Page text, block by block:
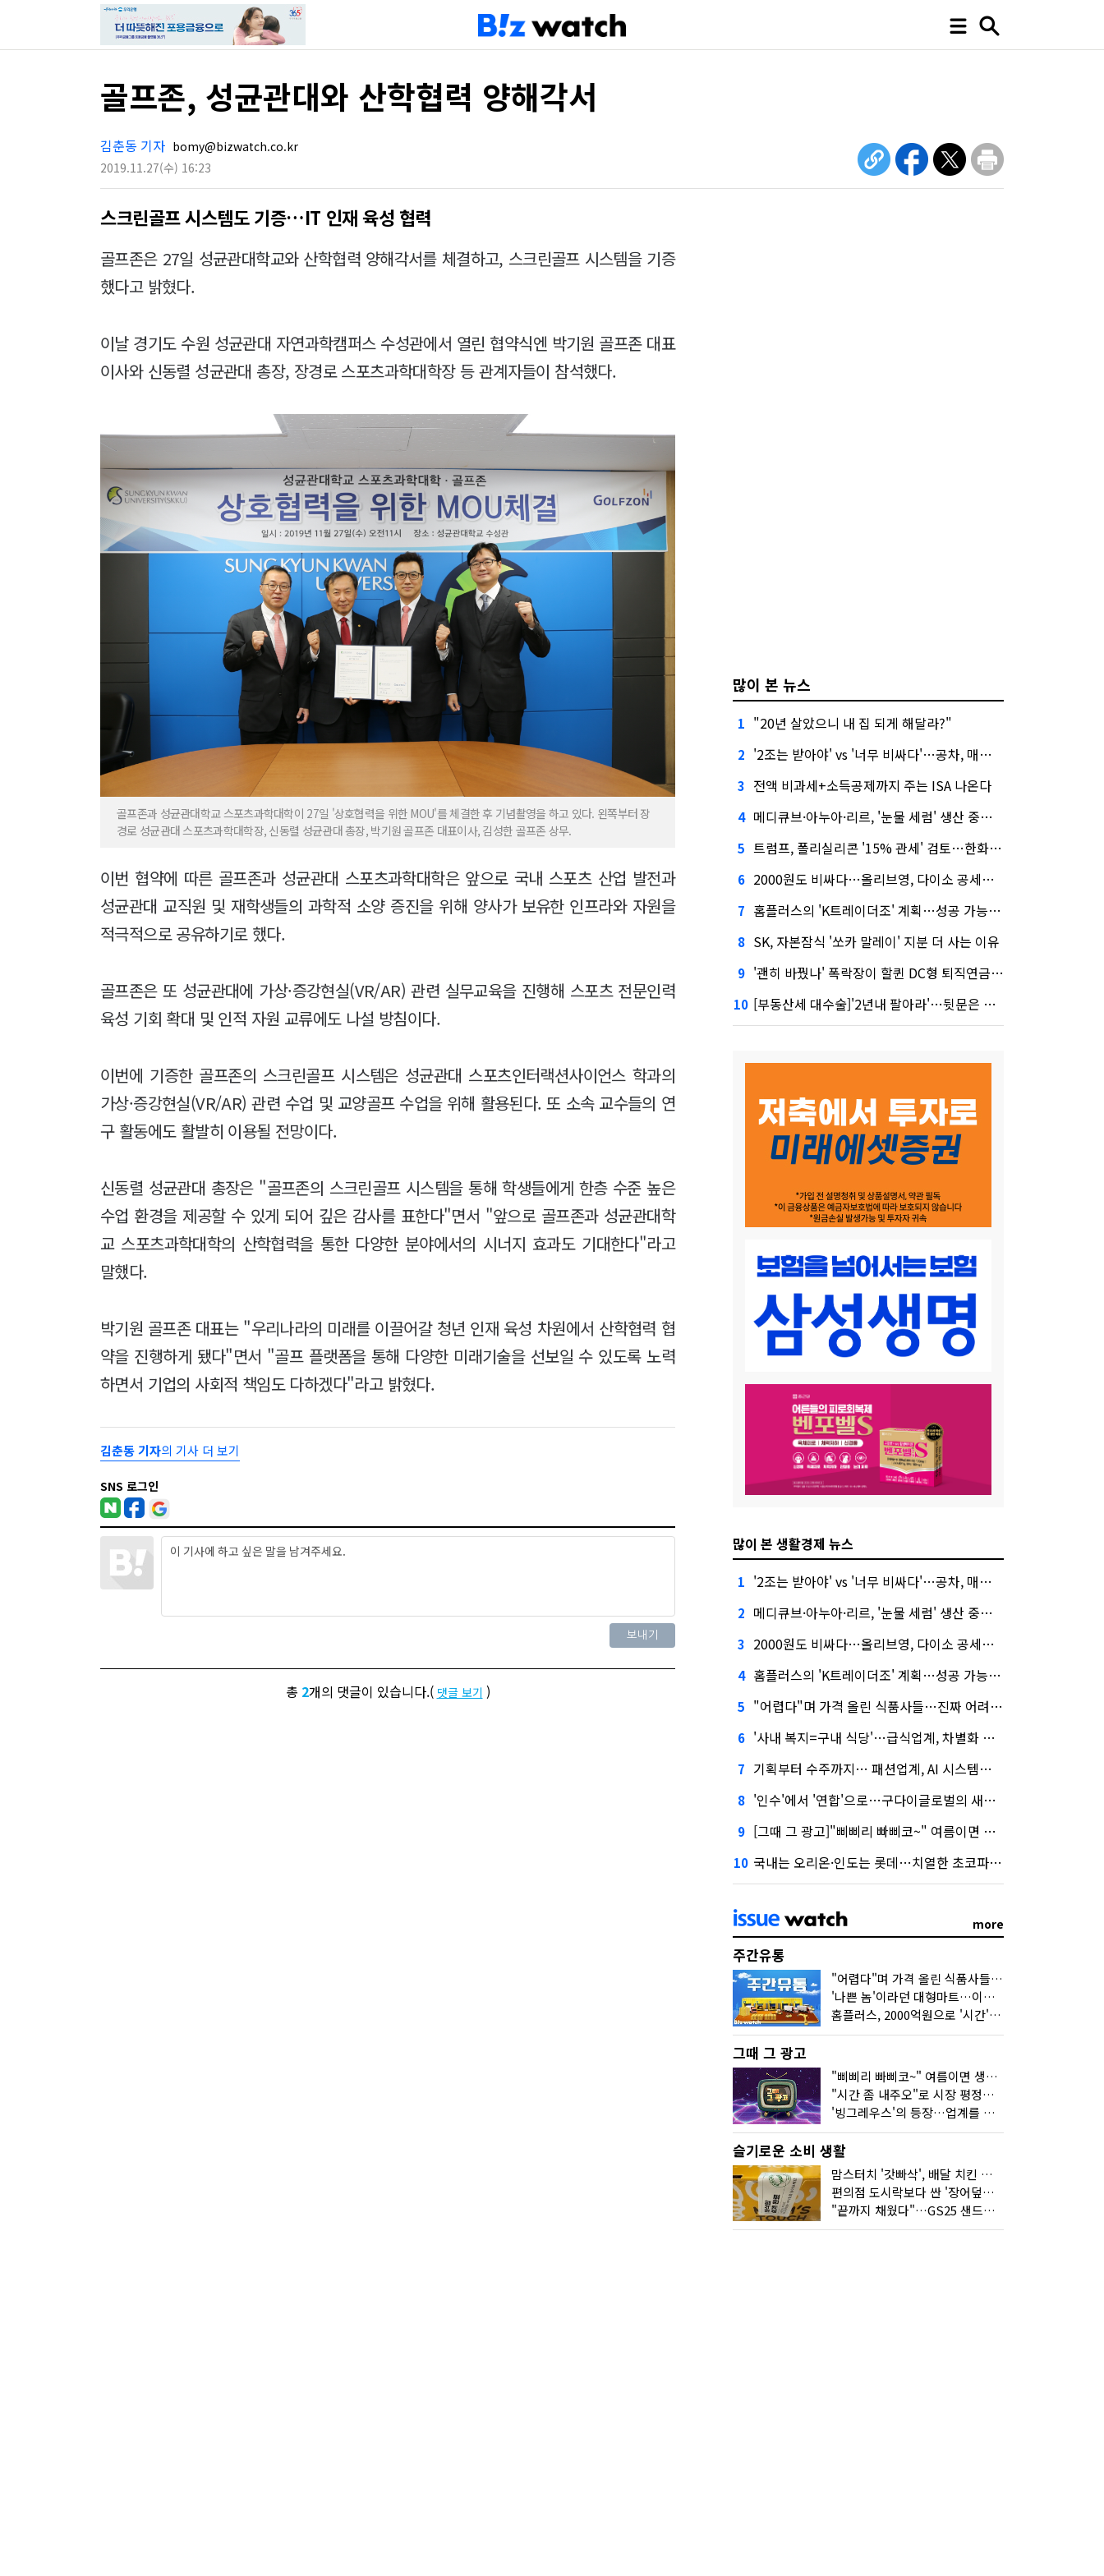
골프존, 성균관대와 산학협력 양해각서
김춘동 기자 bomy@bizwatch.co.kr
2019.11.27(수) 16:23
스크린골프 시스템도 기증…IT 인재 육성 협력
골프존은 27일 성균관대학교와 산학협력 양해각서를 체결하고, 스크린골프 시스템을 기증
했다고 밝혔다.
이날 경기도 수원 성균관대 자연과학캠퍼스 수성관에서 열린 협약식엔 박기원 골프존 대표
이사와 신동렬 성균관대 총장, 장경로 스포츠과학대학장 등 관계자들이 참석했다.
골프존과 성균관대학교 스포츠과학대학이 27일 '상호협력을 위한 MOU'를 체결한 후 기념촬영을 하고 있다. 왼쪽부터 장
경로 성균관대 스포츠과학대학장, 신동렬 성균관대 총장, 박기원 골프존 대표이사, 김성한 골프존 상무.
이번 협약에 따른 골프존과 성균관대 스포츠과학대학은 앞으로 국내 스포츠 산업 발전과
성균관대 교직원 및 재학생들의 과학적 소양 증진을 위해 양사가 보유한 인프라와 자원을
적극적으로 공유하기로 했다.
골프존은 또 성균관대에 가상·증강현실(VR/AR) 관련 실무교육을 진행해 스포츠 전문인력
육성 기회 확대 및 인적 자원 교류에도 나설 방침이다.
이번에 기증한 골프존의 스크린골프 시스템은 성균관대 스포츠인터랙션사이언스 학과의
가상·증강현실(VR/AR) 관련 수업 및 교양골프 수업을 위해 활용된다. 또 소속 교수들의 연
구 활동에도 활발히 이용될 전망이다.
신동렬 성균관대 총장은 "골프존의 스크린골프 시스템을 통해 학생들에게 한층 수준 높은
수업 환경을 제공할 수 있게 되어 깊은 감사를 표한다"면서 "앞으로 골프존과 성균관대학
교 스포츠과학대학의 산학협력을 통한 다양한 분야에서의 시너지 효과도 기대한다"라고
말했다.
박기원 골프존 대표는 "우리나라의 미래를 이끌어갈 청년 인재 육성 차원에서 산학협력 협
약을 진행하게 됐다"면서 "골프 플랫폼을 통해 다양한 미래기술을 선보일 수 있도록 노력
하면서 기업의 사회적 책임도 다하겠다"라고 밝혔다.
김춘동 기자의 기사 더 보기
SNS 로그인
총 2개의 댓글이 있습니다.( 댓글 보기 )
많이 본 뉴스
1 "20년 살았으니 내 집 되게 해달라?"
2 '2조는 받아야' vs '너무 비싸다'…공차, 매각 성공할까
3 전액 비과세+소득공제까지 주는 ISA 나온다
4 메디큐브·아누아·리르, '눈물 세럼' 생산 중단한다
5 트럼프, 폴리실리콘 '15% 관세' 검토…한화큐셀·OCI 영향은?
6 2000원도 비싸다…올리브영, 다이소 공세에 '가성비'로 맞불
7 홈플러스의 'K트레이더조' 계획…성공 가능성은 '글쎄'
8 SK, 자본잠식 '쏘카 말레이' 지분 더 사는 이유
9 '괜히 바꿨나' 폭락장이 할퀸 DC형 퇴직연금…전문가 조언은
10 [부동산세 대수술]'2년내 팔아라'…뒷문은 열었다
많이 본 생활경제 뉴스
1 '2조는 받아야' vs '너무 비싸다'…공차, 매각 성공할까
2 메디큐브·아누아·리르, '눈물 세럼' 생산 중단한다
3 2000원도 비싸다…올리브영, 다이소 공세에 '가성비'로 맞불
4 홈플러스의 'K트레이더조' 계획…성공 가능성은 '글쎄'
5 "어렵다"며 가격 올린 식품사들…진짜 어려운 거 맞아?
6 '사내 복지=구내 식당'…급식업계, 차별화 경쟁 본격화
7 기획부터 수주까지… 패션업계, AI 시스템화 박차
8 '인수'에서 '연합'으로…구다이글로벌의 새로운 투자법
9 [그때 그 광고]"삐삐리 빠삐코~" 여름이면 생각나는 그 노래
10 국내는 오리온·인도는 롯데…치열한 초코파이 대전
more
주간유통
"어렵다"며 가격 올린 식품사들…진짜 어려운 거 맞아?
'나쁜 놈'이라던 대형마트…이젠 '불쌍한 놈' 됐다
홈플러스, 2000억원으로 '시간'을 샀다
그때 그 광고
"삐삐리 빠삐코~" 여름이면 생각나는 그 노래
"시간 좀 내주오"로 시장 평정한 하이마트
'빙그레우스'의 등장…업계를 흔든 '세계관' 마케팅
슬기로운 소비 생활
맘스터치 '갓빠삭', 배달 치킨 선입견을 바꿨다
편의점 도시락보다 싼 '장어덮밥'…오뚜기가 해냈다
"끝까지 채웠다"…GS25 샌드위치의 달라진 '속'사정